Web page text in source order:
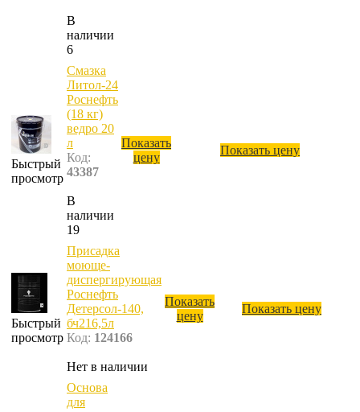
В
наличии
6
Быстрый
просмотр
Смазка
Литол-24
Роснефть
(18 кг)
ведро 20
л
Код:
43387
В
наличии
19
Показать
цену
Показать цену
Быстрый
просмотр
Присадка
моюще-
диспергирующая
Роснефть
Детерсол-140,
бч216,5л
Код: 124166
Нет в наличии
Показать
цену
Показать цену
Основа
для